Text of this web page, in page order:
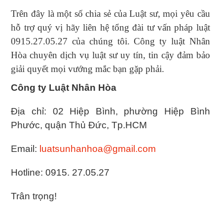
Trên đây là một số chia sẻ của Luật sư, mọi yêu cầu
hỗ trợ quý vị hãy liên hệ tổng đài tư vấn pháp luật
0915.27.05.27 của chúng tôi. Công ty luật Nhân
Hòa chuyên dịch vụ luật sư uy tín, tin cậy đảm bảo
giải quyết mọi vướng mắc bạn gặp phải.
Công ty Luật Nhân Hòa
Địa chỉ: 02 Hiệp Bình, phường Hiệp Bình
Phước, quận Thủ Đức, Tp.HCM
Email: luatsunhanhoa@gmail.com
Hotline: 0915. 27.05.27
Trân trọng!